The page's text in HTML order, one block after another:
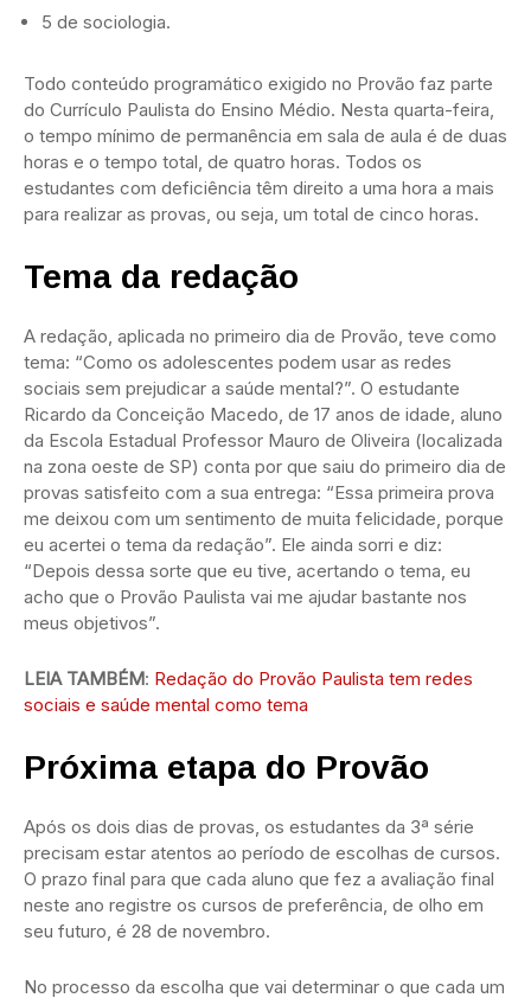
5 de sociologia.
Todo conteúdo programático exigido no Provão faz parte
do Currículo Paulista do Ensino Médio. Nesta quarta-feira,
o tempo mínimo de permanência em sala de aula é de duas
horas e o tempo total, de quatro horas. Todos os
estudantes com deficiência têm direito a uma hora a mais
para realizar as provas, ou seja, um total de cinco horas.
Tema da redação
A redação, aplicada no primeiro dia de Provão, teve como
tema: “Como os adolescentes podem usar as redes
sociais sem prejudicar a saúde mental?”. O estudante
Ricardo da Conceição Macedo, de 17 anos de idade, aluno
da Escola Estadual Professor Mauro de Oliveira (localizada
na zona oeste de SP) conta por que saiu do primeiro dia de
provas satisfeito com a sua entrega: “Essa primeira prova
me deixou com um sentimento de muita felicidade, porque
eu acertei o tema da redação”. Ele ainda sorri e diz:
“Depois dessa sorte que eu tive, acertando o tema, eu
acho que o Provão Paulista vai me ajudar bastante nos
meus objetivos”.
LEIA TAMBÉM: Redação do Provão Paulista tem redes
sociais e saúde mental como tema
Próxima etapa do Provão
Após os dois dias de provas, os estudantes da 3ª série
precisam estar atentos ao período de escolhas de cursos.
O prazo final para que cada aluno que fez a avaliação final
neste ano registre os cursos de preferência, de olho em
seu futuro, é 28 de novembro.
No processo da escolha que vai determinar o que cada um